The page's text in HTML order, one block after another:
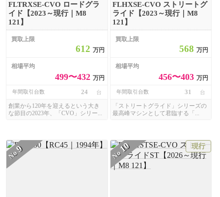
FLTRXSE-CVO ロードグラ
イド【2023～現行｜M8
121】
買取上限
612 万円
相場平均
499〜432 万円
年間取引台数 24 台
創業から120年を迎えるという大き
な節目の2023年、「CVO」シリー...
FLHXSE-CVO ストリートグ
ライド【2023～現行｜M8
121】
買取上限
568万円
相場平均
456〜403万円
年間取引台数 31 台
「ストリートグライド」シリーズの
最高峰マシンとして君臨する「...
No9 No
10 現行